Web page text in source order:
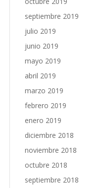
septiembre 2019
julio 2019
junio 2019
mayo 2019
abril 2019
marzo 2019
febrero 2019
enero 2019
diciembre 2018
noviembre 2018
octubre 2018
septiembre 2018